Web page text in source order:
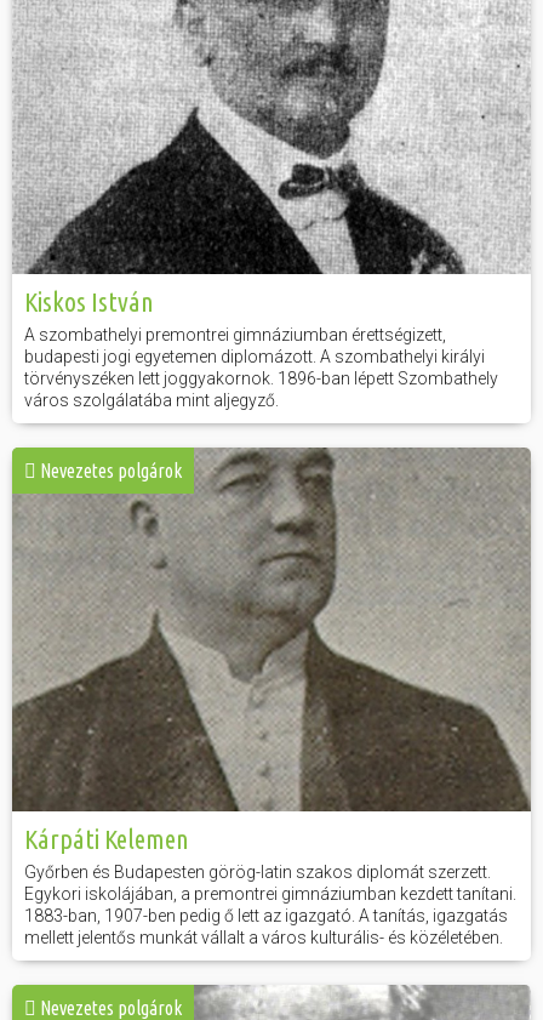
Kiskos István
A szombathelyi premontrei gimnáziumban érettségizett,
budapesti jogi egyetemen diplomázott. A szombathelyi királyi
törvényszéken lett joggyakornok. 1896-ban lépett Szombathely
város szolgálatába mint aljegyző.
Nevezetes polgárok
Kárpáti Kelemen
Győrben és Budapesten görög-latin szakos diplomát szerzett.
Egykori iskolájában, a premontrei gimnáziumban kezdett tanítani.
1883-ban, 1907-ben pedig ő lett az igazgató. A tanítás, igazgatás
mellett jelentős munkát vállalt a város kulturális- és közéletében.
Nevezetes polgárok